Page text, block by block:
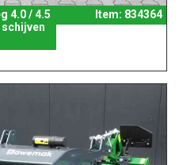
4.0 / 4.5
Item: 834364